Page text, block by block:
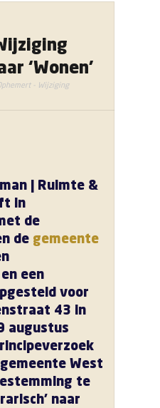
‘Wonen’
- Wijziging
| Ruimte &
in
de
de gemeente
een
voor
43 in
augustus
West
te
naar